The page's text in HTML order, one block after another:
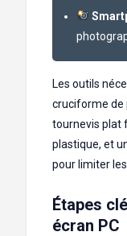
Les outils
cruciforme de
tournevis plat
plastique, et
pour limiter
Étapes
écran PC